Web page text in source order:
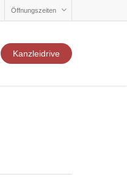
Öffnungszeiten
Kanzleidrive